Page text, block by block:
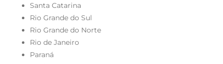
Santa Catarina
Rio Grande do Sul
Rio Grande do Norte
Rio de Janeiro
Paraná